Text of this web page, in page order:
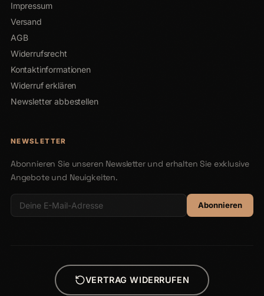
Impressum
Versand
AGB
Widerrufsrecht
Kontaktinformationen
Widerruf erklären
Newsletter abbestellen
NEWSLETTER
Abonnieren Sie unseren Newsletter und erhalten Sie exklusive
Angebote und Neuigkeiten.
Abonnieren
VERTRAG WIDERRUFEN